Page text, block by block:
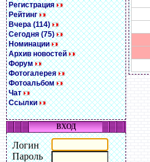
Регистрация
Рейтинг
Вчера (114)
Сегодня (75)
Номинации
Архив новостей
Форум
Фотогалерея
Фотоальбом
Чат
Ссылки
ВХОД
Логин
Пароль